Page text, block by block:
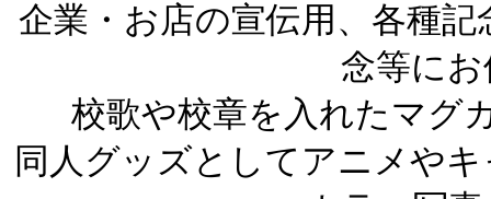
企業・お店の宣伝用、各種
念等に
校歌や校章を入れたマグ
同人グッズとしてアニメや